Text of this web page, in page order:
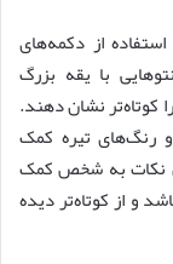
از دکمه‌های
با یقه بزرگ
کوتاه‌تر نشان دهند.
رنگ‌های تیره کمک
نکات به شخص کمک
و از کوتاه‌تر دیده